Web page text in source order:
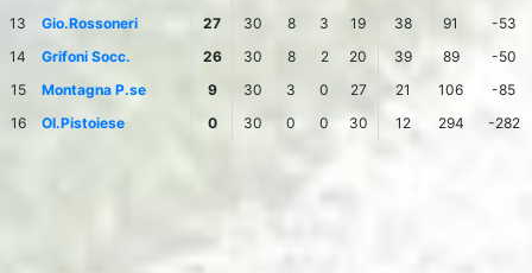
13
Gio.Rossoneri 27 30 8 3 19 38 91
-53
14
Grifoni Socc. 26 30 8 2 20 39 89
-50
15
Montagna P.se 9 30 3 0 27 21 106
-85
16
Ol.Pistoiese 0 30 0 0 30 12 294 -282